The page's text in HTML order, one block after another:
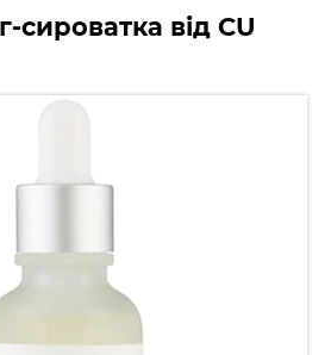
сироватка від CU